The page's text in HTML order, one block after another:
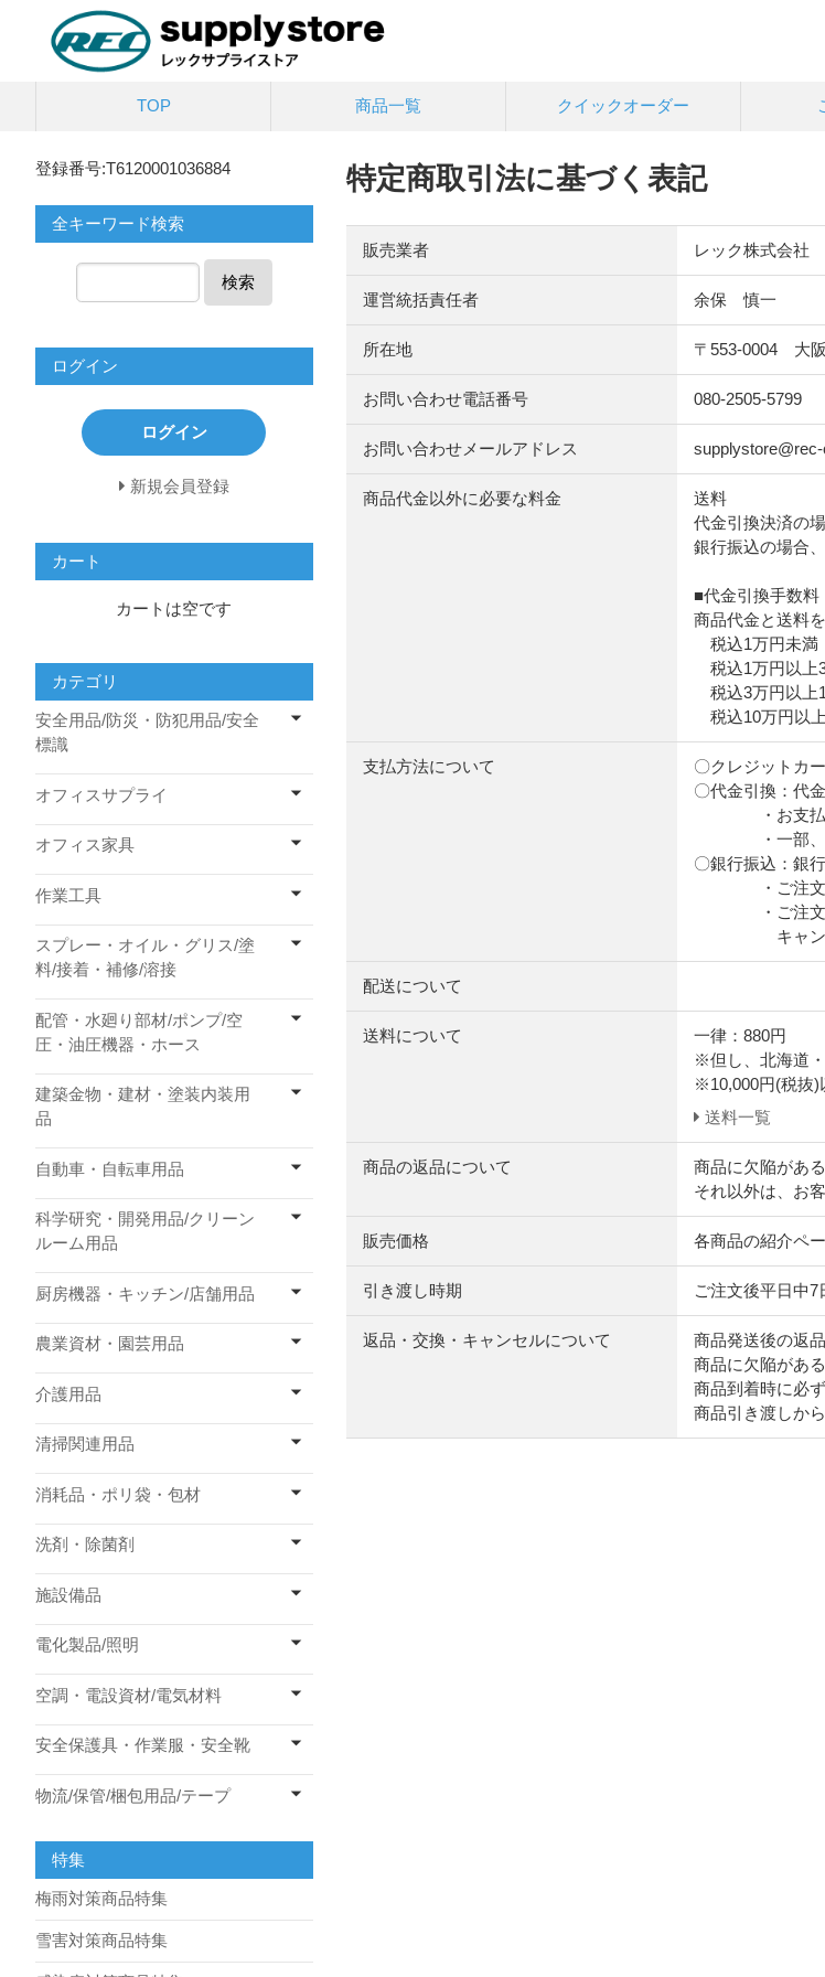
TOP 商品一覧 クイックオーダー
特定商取引法に基づく表記
販売業者 レック株式会社
運営統括責任者 余保 慎一
所在地 〒553-0004 大
お問い合わせ電話番号 080-2505-5799
お問い合わせメールアドレス
商品代金以外に必要な料金
送料
代金引換決済の
銀行振込の場合
■代金引換手数料
商品代金と送料
税込1
税込1万円
税込3万円
税込10万円以
支払方法について
〇クレジットカ
〇代金引換：代
・お支払総額(
・一部、代金
〇銀行振込：銀
・ご注文後、
・ご注文後10
キャンセルと
配送について
送料について
一律：880円
※但し、北海道
※10,000円(税抜)
送料一覧
商品の返品について
商品に欠陥があ
それ以外は、お
販売価格 各商品の紹介ペ
引き渡し時期 ご注文後平日中7
返品・交換・キャンセルについて
商品発送後の返
商品に欠陥があ
商品到着時に必
商品引き渡しか
登録番号:T6120001036884
全キーワード検索
検索
ログイン
ログイン
新規会員登録
カート
カートは空です
カテゴリ
安全用品/防災・防犯用品/安全
標識
オフィスサプライ
オフィス家具
作業工具
スプレー・オイル・グリス/塗
料/接着・補修/溶接
配管・水廻り部材/ポンプ/空
圧・油圧機器・ホース
建築金物・建材・塗装内装用
品
自動車・自転車用品
科学研究・開発用品/クリーン
ルーム用品
厨房機器・キッチン/店舗用品
農業資材・園芸用品
介護用品
清掃関連用品
消耗品・ポリ袋・包材
洗剤・除菌剤
施設備品
電化製品/照明
空調・電設資材/電気材料
安全保護具・作業服・安全靴
物流/保管/梱包用品/テープ
特集
梅雨対策商品特集
雪害対策商品特集